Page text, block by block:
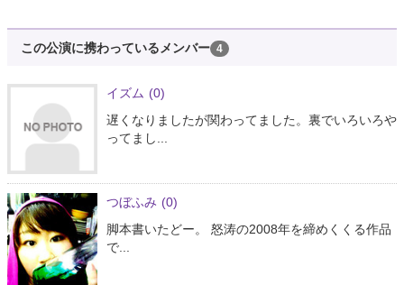
この公演に携わっているメンバー 4
イズム (0)
遅くなりましたが関わってました。裏でいろいろや
ってまし...
つぼふみ (0)
脚本書いたどー。 怒涛の2008年を締めくくる作品
で...